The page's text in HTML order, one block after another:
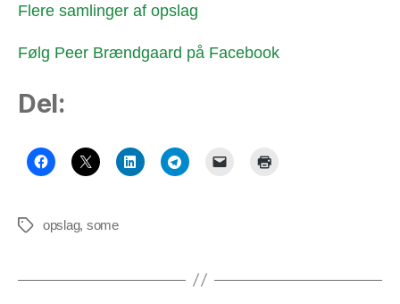
Flere samlinger af opslag
Følg Peer Brændgaard på Facebook
Del:
Tagsopslag, some